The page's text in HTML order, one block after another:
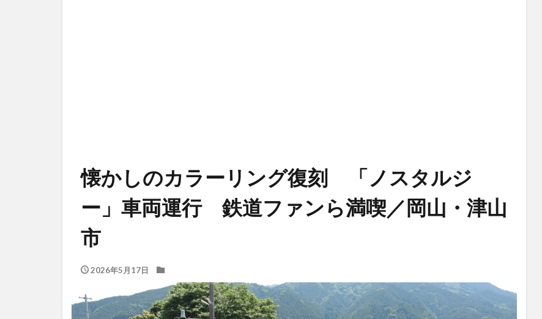
懐かしのカラーリング復刻 「ノスタルジ
ー」車両運行 鉄道ファンら満喫／岡山・津山
市
2026年5月17日